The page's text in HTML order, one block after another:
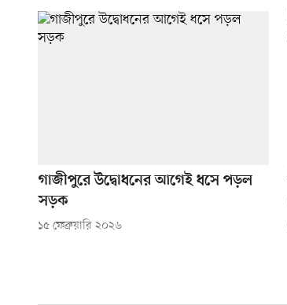
গাজীপুরে উদ্বোধনের আগেই ধসে পড়ল
সড়ক
১৫ ফেব্রুয়ারি ২০২৬